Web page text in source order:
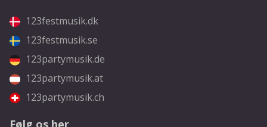
123festmusik.dk
123festmusik.se
123partymusik.de
123partymusik.at
123partymusik.ch
Følg os her